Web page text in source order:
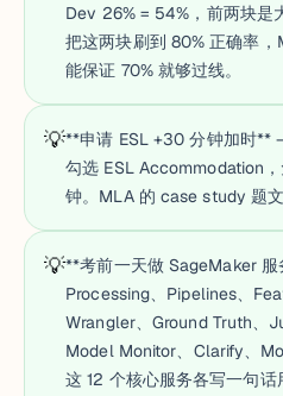
Dev 26% = 54%，前两块是
把这两块刷到 80% 正确率
能保证 70% 就够过线。
💡**申请 ESL +30 分钟加时**
勾选 ESL Accommodation
钟。MLA 的 case study 题
💡**考前一天做 SageMaker 服
Processing、Pipelines、
Wrangler、Ground Truth、
Model Monitor、Clarify、
这 12 个核心服务各写一句